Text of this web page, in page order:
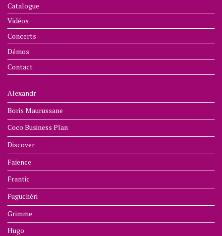
Catalogue
Vidéos
Concerts
Démos
Contact
Alexandr
Boris Maurussane
Coco Business Plan
Discover
Faïence
Frantic
Fuguchéri
Grimme
Hugo